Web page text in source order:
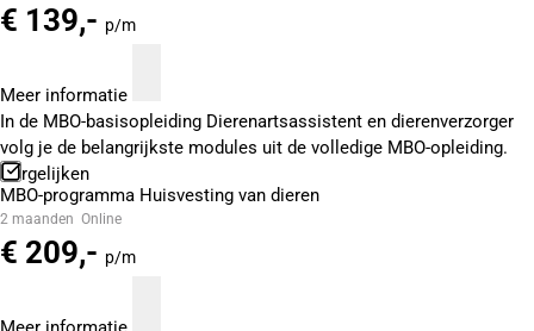
€ 139,- p/m
Meer informatie
In de MBO-basisopleiding Dierenartsassistent en dierenverzorger
volg je de belangrijkste modules uit de volledige MBO-opleiding.
Vergelijken
MBO-programma Huisvesting van dieren
2 maanden Online
€ 209,- p/m